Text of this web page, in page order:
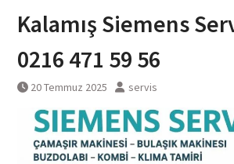
Kalamış Siemens
0216 471 59 56
20 Temmuz 2025 servis